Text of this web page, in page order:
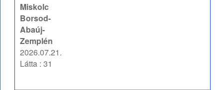
Miskolc
Borsod-
Abaúj-
Zemplén
2026.07.21.
Látta : 31